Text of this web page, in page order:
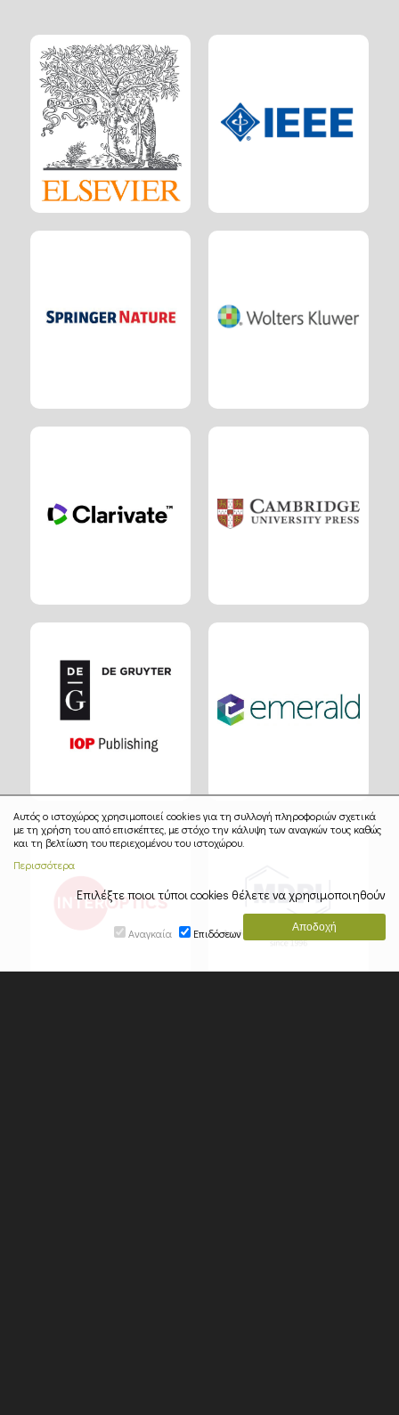
Αυτός ο ιστοχώρος χρησιμοποιεί cookies για τη συλλογή πληροφοριών σχετικά
με τη χρήση του από επισκέπτες, με στόχο την κάλυψη των αναγκών τους καθώς
και τη βελτίωση του περιεχομένου του ιστοχώρου.
Περισσότερα
Επιλέξτε ποιοι τύποι cookies θέλετε να χρησιμοποιηθούν
Αναγκαία Επιδόσεων